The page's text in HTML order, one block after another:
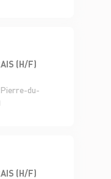
(H/F)
du-
(H/F)